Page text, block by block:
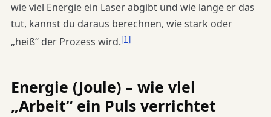
wie viel Energie ein Laser abgibt und wie lange er das
tut, kannst du daraus berechnen, wie stark oder
„heiß“ der Prozess wird.[1]
Energie (Joule) – wie viel
„Arbeit“ ein Puls verrichtet